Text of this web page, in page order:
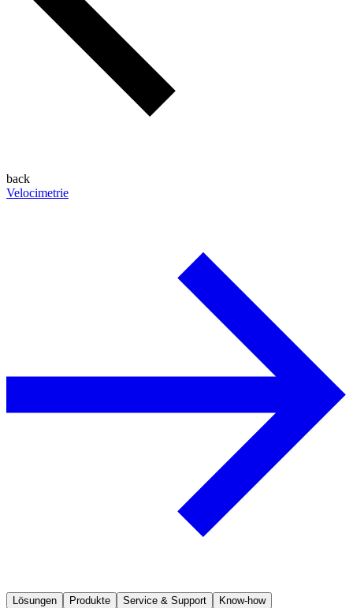
back
Velocimetrie
Lösungen Produkte Service & Support Know-how